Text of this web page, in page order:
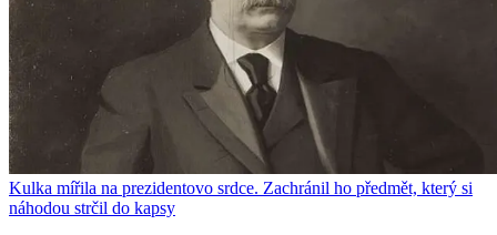
Kulka mířila na prezidentovo srdce. Zachránil ho předmět, který si
náhodou strčil do kapsy